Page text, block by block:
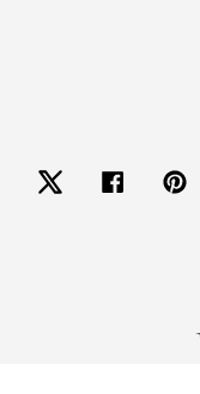
Twitter Facebook